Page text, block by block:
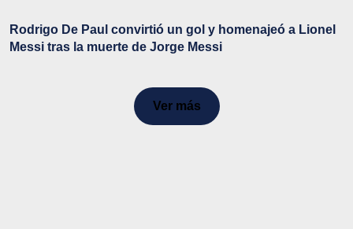
Rodrigo De Paul convirtió un gol y homenajeó a Lionel
Messi tras la muerte de Jorge Messi
Ver más